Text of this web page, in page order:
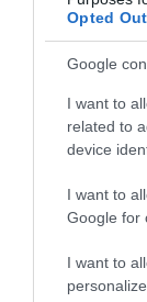
Opted Out
Google
I want to
related to
device
I want to
Google for
I want to